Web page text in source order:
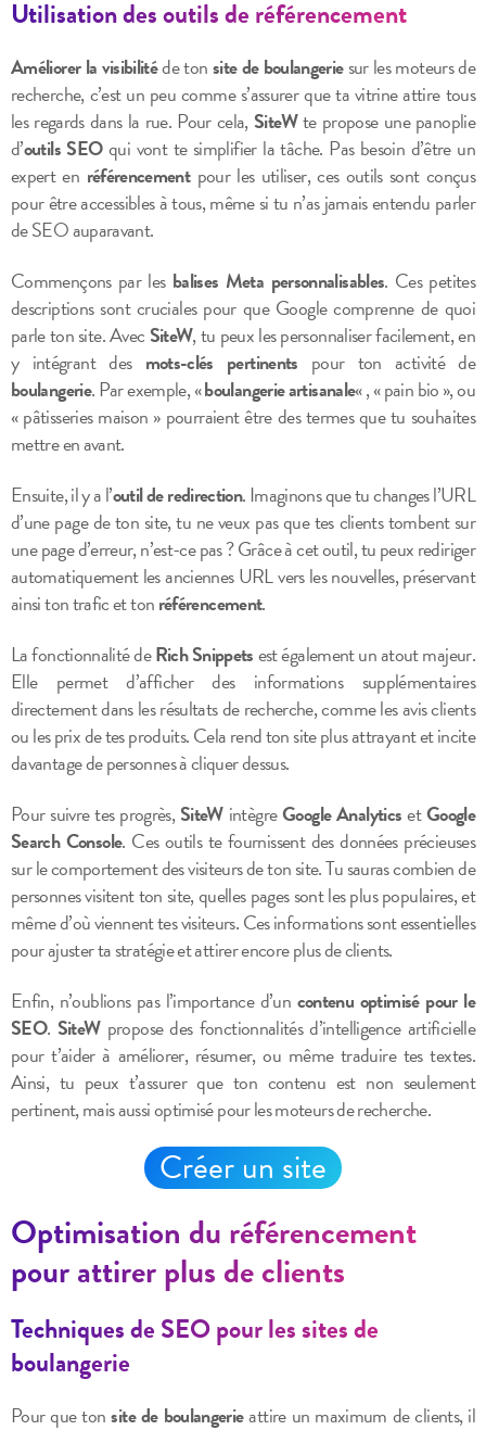
Utilisation des outils de référencement
Améliorer la visibilitéde tonsite de boulangeriesur les moteurs de
recherche, c’est un peu comme s’assurer que ta vitrine attire tous
les regards dans la rue. Pour cela, SiteWte propose une panoplie
d’outils SEOqui vont te simplifier la tâche. Pas besoin d’être un
expert en référencementpour les utiliser, ces outils sont conçus
pour être accessibles à tous, même si tu n’as jamais entendu parler
de SEO auparavant.
Commençons par les balises Meta personnalisables. Ces petites
descriptions sont cruciales pour que Google comprenne de quoi
parle ton site. Avec SiteW, tu peux les personnaliser facilement, en
y intégrant des mots-clés pertinents pour ton activité de
boulangerie. Par exemple, «boulangerie artisanale« , « pain bio », ou
« pâtisseries maison » pourraient être des termes que tu souhaites
mettre en avant.
Ensuite, il y a l’outil de redirection. Imaginons que tu changes l’URL
d’une page de ton site, tu ne veux pas que tes clients tombent sur
une page d’erreur, n’est-ce pas ? Grâce à cet outil, tu peux rediriger
automatiquement les anciennes URL vers les nouvelles, préservant
ainsi ton trafic et tonréférencement.
La fonctionnalité deRich Snippetsest également un atout majeur.
Elle permet d’afficher des informations supplémentaires
directement dans les résultats de recherche, comme les avis clients
ou les prix de tes produits. Cela rend ton site plus attrayant et incite
davantage de personnes à cliquer dessus.
Pour suivre tes progrès,SiteWintègreGoogle AnalyticsetGoogle
Search Console. Ces outils te fournissent des données précieuses
sur le comportement des visiteurs de ton site. Tu sauras combien de
personnes visitent ton site, quelles pages sont les plus populaires, et
même d’où viennent tes visiteurs. Ces informations sont essentielles
pour ajuster ta stratégie et attirer encore plus de clients.
Enfin, n’oublions pas l’importance d’un contenu optimisé pour le
SEO. SiteWpropose des fonctionnalités d’intelligence artificielle
pour t’aider à améliorer, résumer, ou même traduire tes textes.
Ainsi, tu peux t’assurer que ton contenu est non seulement
pertinent, mais aussi optimisé pour les moteurs de recherche.
Créer un site
Optimisation du référencement
pour attirer plus de clients
Techniques de SEO pour les sites de
boulangerie
Pour que tonsite de boulangerieattire un maximum de clients, il